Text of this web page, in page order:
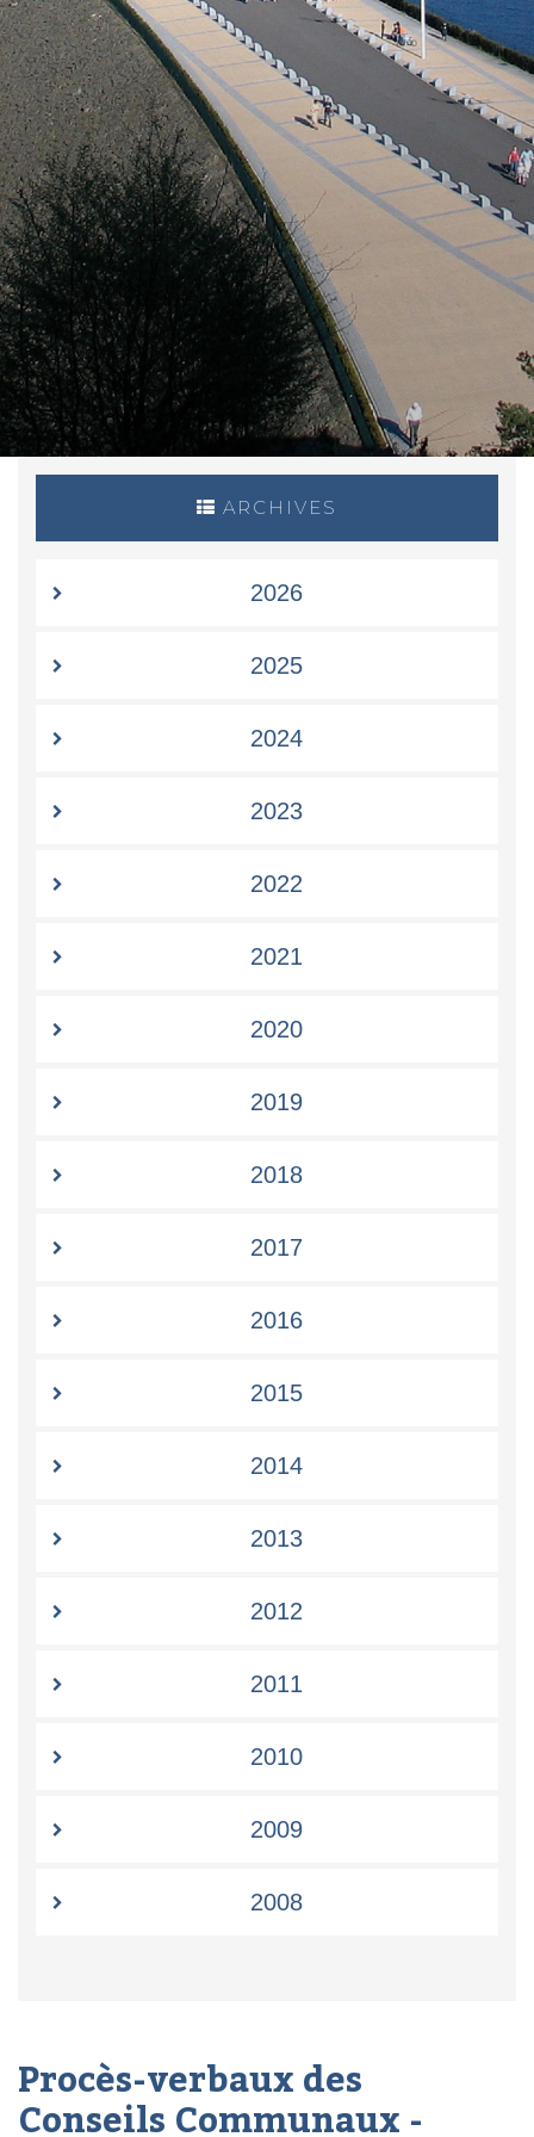
ARCHIVES
2026
2025
2024
2023
2022
2021
2020
2019
2018
2017
2016
2015
2014
2013
2012
2011
2010
2009
2008
Procès-verbaux des
Conseils Communaux -